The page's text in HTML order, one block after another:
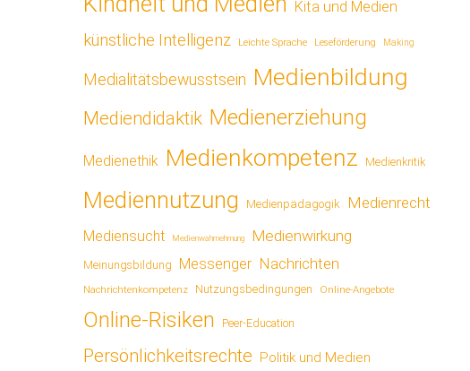
Kita und Medien
künstliche Intelligenz Leichte Sprache Leseförderung Making
Medialitätsbewusstsein Medienbildung
Mediendidaktik Medienerziehung
Medienethik Medienkompetenz Medienkritik
Mediennutzung Medienpädagogik Medienrecht
Mediensucht Medienwahrnehmung Medienwirkung
Meinungsbildung Messenger Nachrichten
Nachrichtenkompetenz Nutzungsbedingungen Online-Angebote
Online-Risiken Peer-Education
Persönlichkeitsrechte Politik und Medien